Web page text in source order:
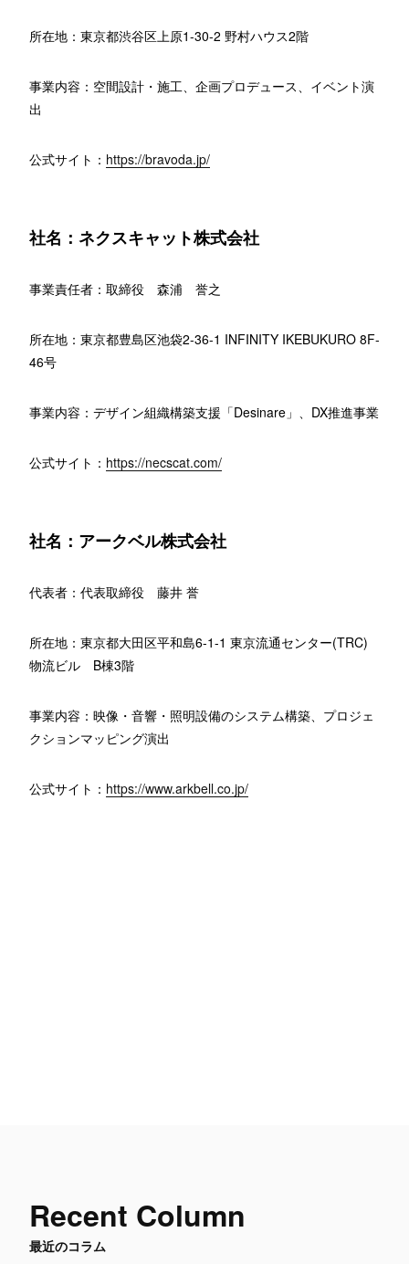
所在地：東京都渋谷区上原1-30-2 野村ハウス2階
事業内容：空間設計・施工、企画プロデュース、イベント演
出
公式サイト： https://bravoda.jp/
社名：ネクスキャット株式会社
事業責任者：取締役 森浦 誉之
所在地：東京都豊島区池袋2-36-1 INFINITY IKEBUKURO 8F-
46号
事業内容：デザイン組織構築支援「Desinare」、DX推進事業
公式サイト： https://necscat.com/
社名：アークベル株式会社
代表者：代表取締役 藤井 誉
所在地：東京都大田区平和島6-1-1 東京流通センター(TRC)
物流ビル B棟3階
事業内容：映像・音響・照明設備のシステム構築、プロジェ
クションマッピング演出
公式サイト： https://www.arkbell.co.jp/
Recent Column
最近のコラム